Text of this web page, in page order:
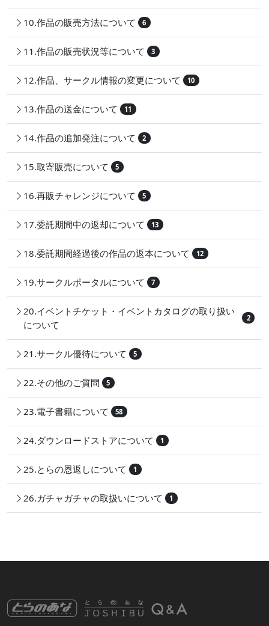
10.作品の販売方法について 6
11.作品の販売状況等について 3
12.作品、サークル情報の変更について 10
13.作品の送金について 11
14.作品の追加発注について 2
15.取寄販売について 5
16.再販チャレンジについて 5
17.委託期間中の返却について 13
18.委託期間経過後の作品の返本について 12
19.サークルポータルについて 7
20.イベントチケット・イベントカタログの取り扱い
について
2
21.サークル優待について 5
22.その他のご質問 5
23.電子書籍について 58
24.ダウンロードストアについて 1
25.とらの恩返しについて 1
26.ガチャガチャの取扱いについて 1